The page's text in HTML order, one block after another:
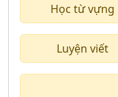
Học từ vựng
Luyện viết